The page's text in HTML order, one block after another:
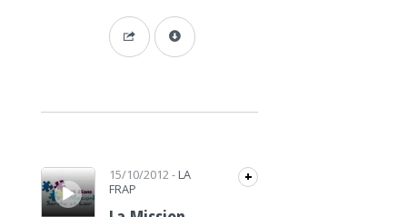
Lecteur audio 15/10/2012- LA
FRAP
+